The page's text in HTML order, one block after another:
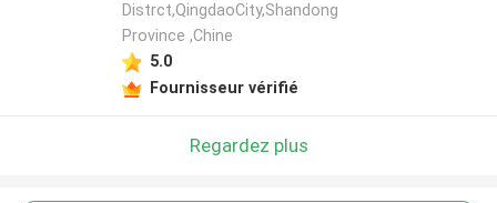
Distrct,QingdaoCity,Shandong
Province ,Chine
5.0
Fournisseur vérifié
Regardez plus